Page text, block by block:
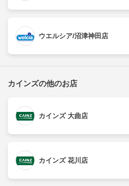
ウエルシア/沼津神田店
カインズの他のお店
カインズ 大曲店
カインズ 花川店